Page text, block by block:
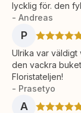
lycklig för. den
- Andreas
P
Ulrika var väldigt
den vackra
Floristateljen!
- Prasetyo
A